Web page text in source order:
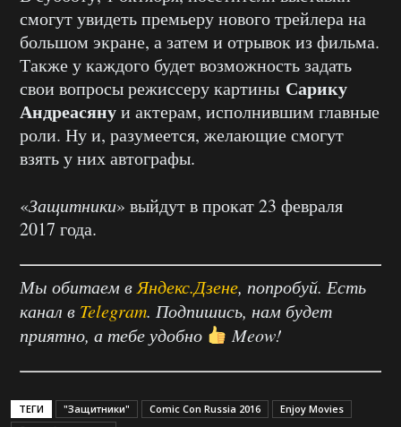
смогут увидеть премьеру нового трейлера на
большом экране, а затем и отрывок из фильма.
Также у каждого будет возможность задать
свои вопросы режиссеру картины Сарику
Андреасянуи актерам, исполнившим главные
роли. Ну и, разумеется, желающие смогут
взять у них автографы.
«Защитники» выйдут в прокат 23 февраля
2017 года.
Мы обитаем вЯндекс.Дзене, попробуй. Есть
канал в Telegram. Подпишись, нам будет
приятно, а тебе удобно
Meow!
ТЕГИ "Защитники" Comic Con Russia 2016
Enjoy Movies